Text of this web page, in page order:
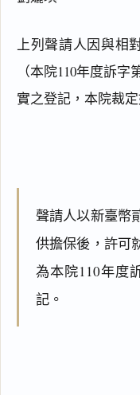
上列聲請人因與相
（本院110年度訴
實之登記，本院裁定
聲請人以新臺幣
供擔保後，許可
為本院110年度
記。